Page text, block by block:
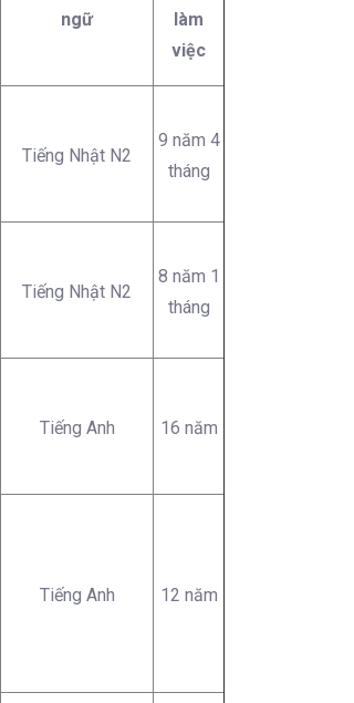
ngữ
làm
việc
Tiếng Nhật N2
9 năm 4
tháng
Tiếng Nhật N2
8 năm 1
tháng
Tiếng Anh 16 năm
Tiếng Anh 12 năm